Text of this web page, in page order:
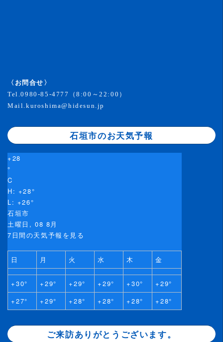
〈お問合せ〉
Tel.0980-85-4777
（8:00～22:00）
Mail. kuroshima@hidesun.jp
石垣市のお天気予報
+28
°
C
H: +28°
L: +26°
石垣市
土曜日, 08 8月
7日間の天気予報を見る
日 月 火 水 木 金
+30° +29° +29° +29° +30° +29°
+27° +29° +28° +28° +28° +28°
ご来訪ありがとうございます。